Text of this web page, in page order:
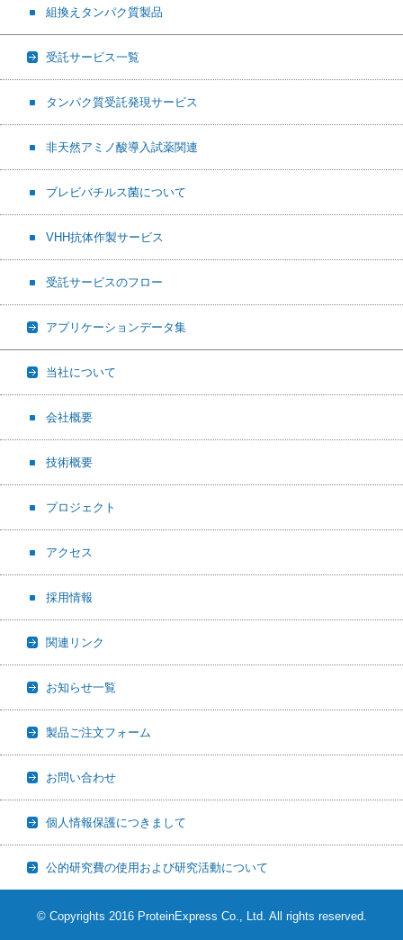
組換えタンパク質製品
受託サービス一覧
タンパク質受託発現サービス
非天然アミノ酸導入試薬関連
ブレビバチルス菌について
VHH抗体作製サービス
受託サービスのフロー
アプリケーションデータ集
当社について
会社概要
技術概要
プロジェクト
アクセス
採用情報
関連リンク
お知らせ一覧
製品ご注文フォーム
お問い合わせ
個人情報保護につきまして
公的研究費の使用および研究活動について
© Copyrights 2016 ProteinExpress Co., Ltd. All rights reserved.